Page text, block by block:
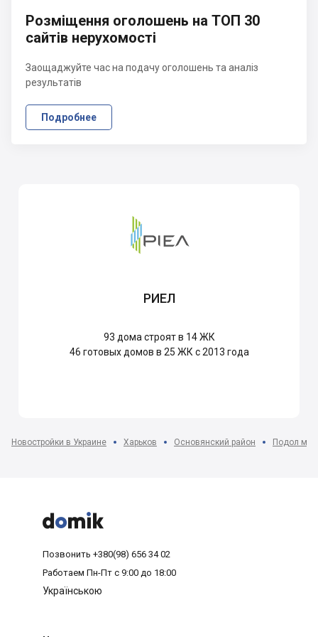
Розміщення оголошень на ТОП 30
сайтів нерухомості
Заощаджуйте час на подачу оголошень та аналіз
результатів
Подробнее
РИЕЛ
93 дома строят в 14 ЖК
46 готовых домов в 25 ЖК с 2013 года
Новостройки в Украине Харьков Основянский район Подол



Позвонить +380(98) 656 34 02
Работаем Пн-Пт с 9:00 до 18:00
Українською